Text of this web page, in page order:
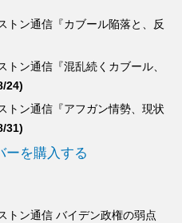
トン通信『アフガン情勢、現状
31)
トン通信『混乱続くカブール、
24)
トン通信『カブール陥落と、反
ーを購入する
トン通信 バイデン政権の弱点